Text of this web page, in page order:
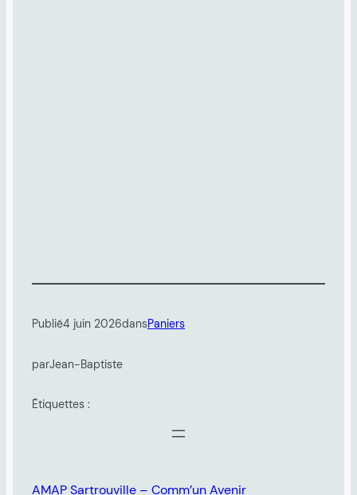
Publié4 juin 2026dansPaniers
parJean-Baptiste
Étiquettes :
AMAP Sartrouville – Comm’un Avenir